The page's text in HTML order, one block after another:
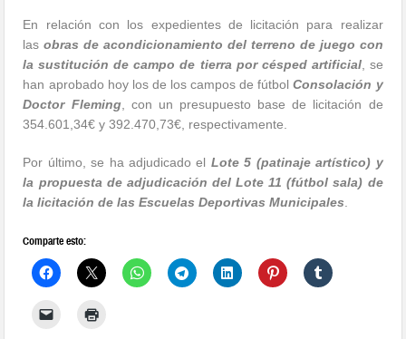
En relación con los expedientes de licitación para realizar
lasobras de acondicionamiento del terreno de juego con
la sustitución de campo de tierra por césped artificial, se
han aprobado hoy los de los campos de fútbolConsolación y
Doctor Fleming, con un presupuesto base de licitación de
354.601,34€ y 392.470,73€, respectivamente.
Por último, se ha adjudicado el Lote 5 (patinaje artístico) y
la propuesta de adjudicación del Lote 11 (fútbol sala) de
la licitación de las Escuelas Deportivas Municipales
Comparte esto: